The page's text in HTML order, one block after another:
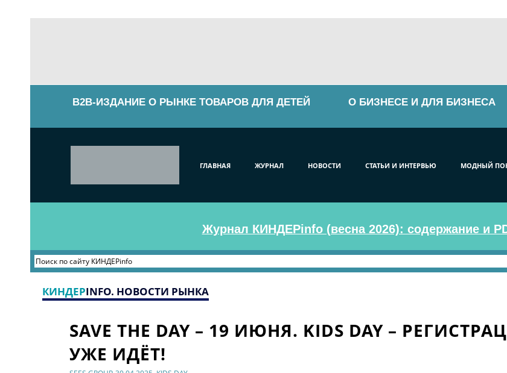
B2B-ИЗДАНИЕ О РЫНКЕ ТОВАРОВ ДЛЯ ДЕТЕЙ О БИЗНЕСЕ И ДЛЯ БИЗНЕСА
ГЛАВНАЯ ЖУРНАЛ НОВОСТИ СТАТЬИ И ИНТЕРВЬЮ МОДНЫЙ
Журнал КИНДЕРinfo (весна 2026): содержание и
КИНДЕРINFO. НОВОСТИ РЫНКА
SAVE THE DAY – 19 ИЮНЯ. KIDS DAY –
УЖЕ ИДЁТ!